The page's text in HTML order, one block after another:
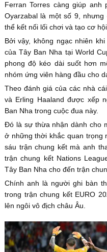
Ferran Torres càng giúp anh
Oyarzabal là một số 9,
thể kết nối lối chơi và tạo cơ
Bởi vậy, không ngạc nhiên
của Tây Ban Nha tại World
phong độ kéo dài suốt hơn
nhóm ứng viên hàng đầu cho
Theo đánh giá của các nhà
và Erling Haaland được xếp
Ban Nha trong cuộc đua này.
Đó là sự thừa nhận dành cho
ở những thời khắc quan trọng
sáu trận chung kết mà anh
trận chung kết Nations
Tây Ban Nha cho đến trận
Chính anh là người ghi bàn
trong trận chung kết EURO
lên ngôi vô địch châu Âu.